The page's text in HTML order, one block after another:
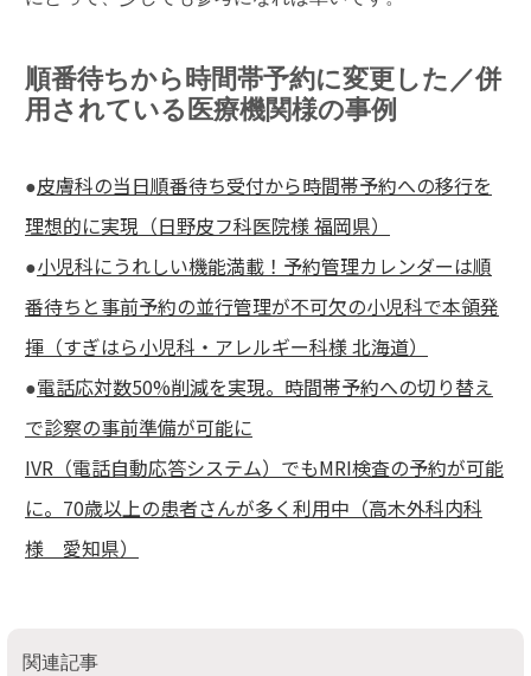
順番待ちから時間帯予約に変更した／併
用されている医療機関様の事例
●皮膚科の当日順番待ち受付から時間帯予約への移行を
理想的に実現（日野皮フ科医院様 福岡県）
●小児科にうれしい機能満載！予約管理カレンダーは順
番待ちと事前予約の並行管理が不可欠の小児科で本領発
揮（すぎはら小児科・アレルギー科様 北海道）
●電話応対数50%削減を実現。時間帯予約への切り替え
で診察の事前準備が可能に
IVR（電話自動応答システム）でもMRI検査の予約が可能
に。70歳以上の患者さんが多く利用中（高木外科内科
様 愛知県）
関連記事